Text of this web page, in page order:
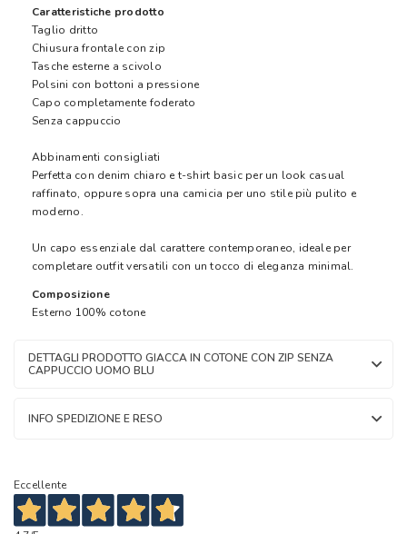
Caratteristiche prodotto
Taglio dritto
Chiusura frontale con zip
Tasche esterne a scivolo
Polsini con bottoni a pressione
Capo completamente foderato
Senza cappuccio
Abbinamenti consigliati
Perfetta con denim chiaro e t-shirt basic per un look casual
raffinato, oppure sopra una camicia per uno stile più pulito e
moderno.
Un capo essenziale dal carattere contemporaneo, ideale per
completare outfit versatili con un tocco di eleganza minimal.
Composizione
Esterno 100% cotone
DETTAGLI PRODOTTO GIACCA IN COTONE CON ZIP SENZA
CAPPUCCIO UOMO BLU
INFO SPEDIZIONE E RESO
Eccellente